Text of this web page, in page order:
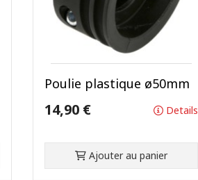
Poulie plastique ø50mm
14,90 € Details
Ajouter au panier